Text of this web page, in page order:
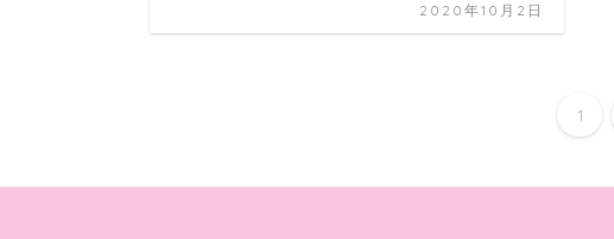
2020年10月2日
1